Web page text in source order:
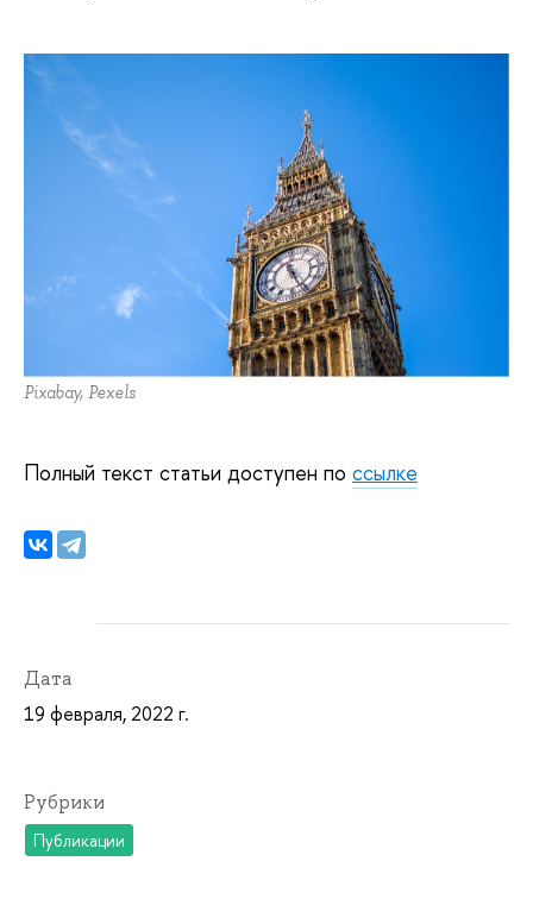
Pixabay, Pexels
Полный текст статьи доступен по ссылке
Дата
19 февраля, 2022 г.
Рубрики
Публикации